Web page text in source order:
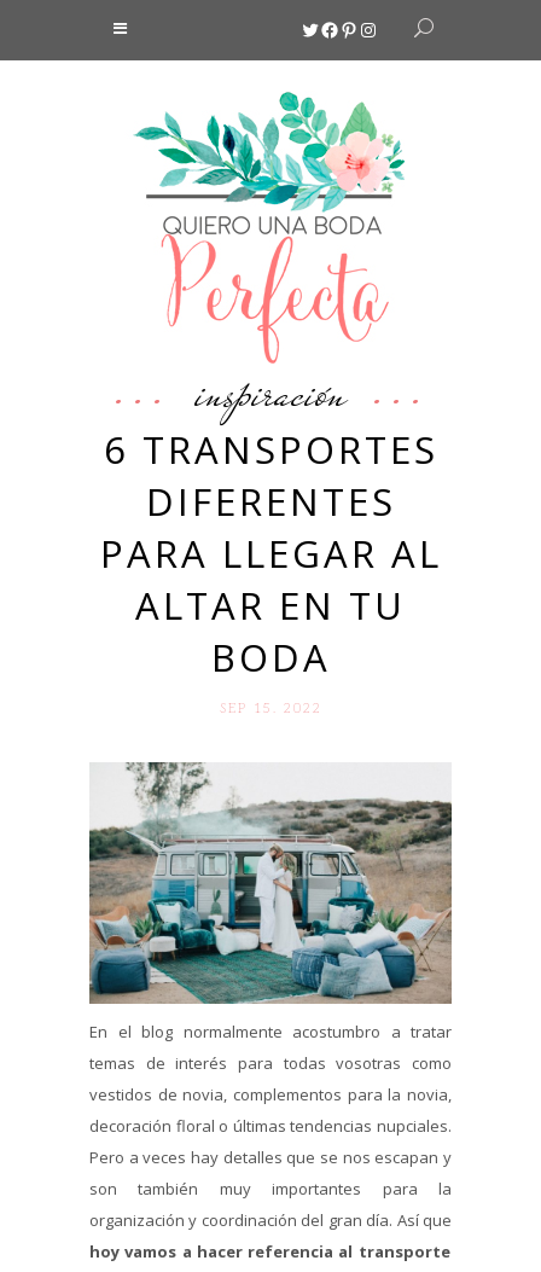
Twitter
Facebook
Pinterest
Instagram
inspiración
6 TRANSPORTES
DIFERENTES
PARA LLEGAR AL
ALTAR EN TU
BODA
SEP 15. 2022
En el blog normalmente acostumbro a tratar
temas de interés para todas vosotras como
vestidos de novia, complementos para la novia,
decoración floral o últimas tendencias nupciales.
Pero a veces hay detalles que se nos escapan y
son también muy importantes para la
organización y coordinación del gran día. Así que
hoy vamos a hacer referencia al transporte